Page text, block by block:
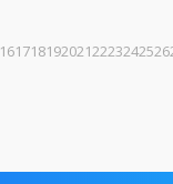
1617181920212223242526